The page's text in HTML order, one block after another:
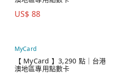
US$ 88
MyCard
【 MyCard 】3,290 點｜台港
澳地區專用點數卡